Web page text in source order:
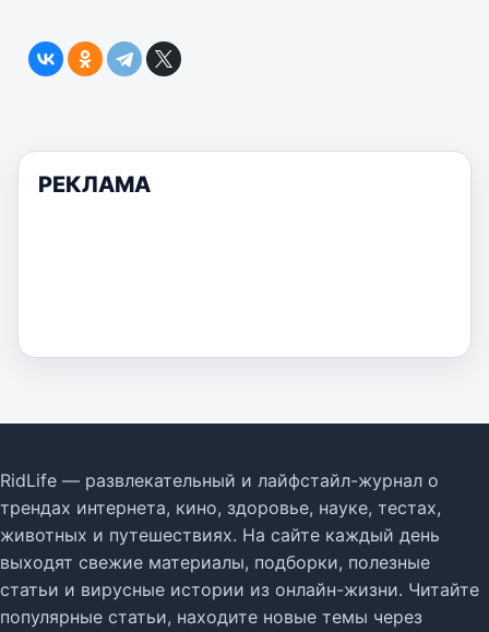
РЕКЛАМА
RidLife — развлекательный и лайфстайл-журнал о
трендах интернета, кино, здоровье, науке, тестах,
животных и путешествиях. На сайте каждый день
выходят свежие материалы, подборки, полезные
статьи и вирусные истории из онлайн-жизни. Читайте
популярные статьи, находите новые темы через